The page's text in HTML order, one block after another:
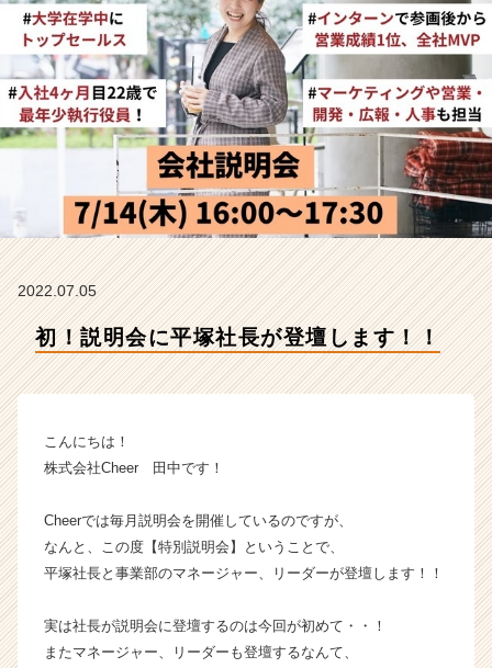
e
e
r
の
タ
イ
ム
ラ
イ
ン】
|
ャ
ー・
か
ス
カ
ウ
届
く
2022.07.05
初！説明会に平塚社長が登壇します！！
こんにちは！
株式会社Cheer 田中です！
Cheerでは毎月説明会を開催しているのですが、
なんと、この度【特別説明会】ということで、
平塚社長と事業部のマネージャー、リーダーが登壇します！！
実は社長が説明会に登壇するのは今回が初めて・・！
またマネージャー、リーダーも登壇するなんて、